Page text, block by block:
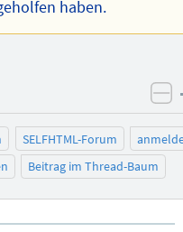
haben.
SELFHTML-Forum
Beitrag im Thread-Baum